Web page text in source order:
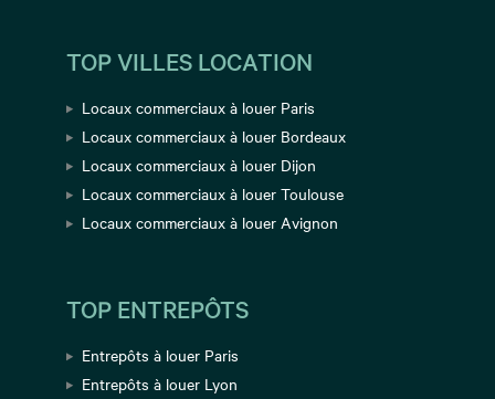
TOP VILLES LOCATION
Locaux commerciaux à louer Paris
Locaux commerciaux à louer Bordeaux
Locaux commerciaux à louer Dijon
Locaux commerciaux à louer Toulouse
Locaux commerciaux à louer Avignon
TOP ENTREPÔTS
Entrepôts à louer Paris
Entrepôts à louer Lyon